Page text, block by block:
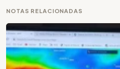
NOTAS RELACIONADAS